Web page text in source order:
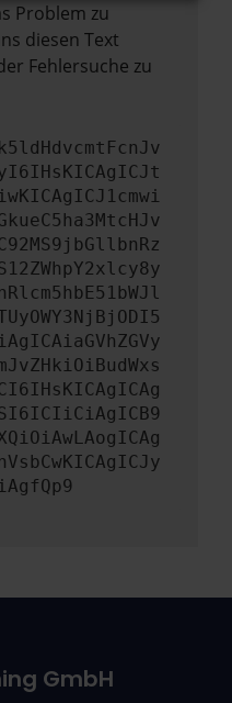
Problem zu
diesen Text
Fehlersuche zu
GmbH